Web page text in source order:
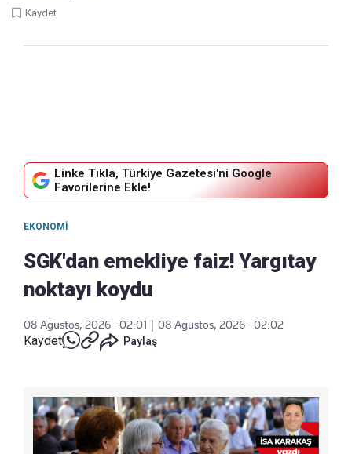
Kaydet
Linke Tıkla, Türkiye Gazetesi'ni Google
Favorilerine Ekle!
EKONOMI
SGK'dan emekliye faiz! Yargıtay
noktayı koydu
08 Ağustos, 2026 - 02:01 08 Ağustos, 2026 - 02:02
Kaydet Paylaş